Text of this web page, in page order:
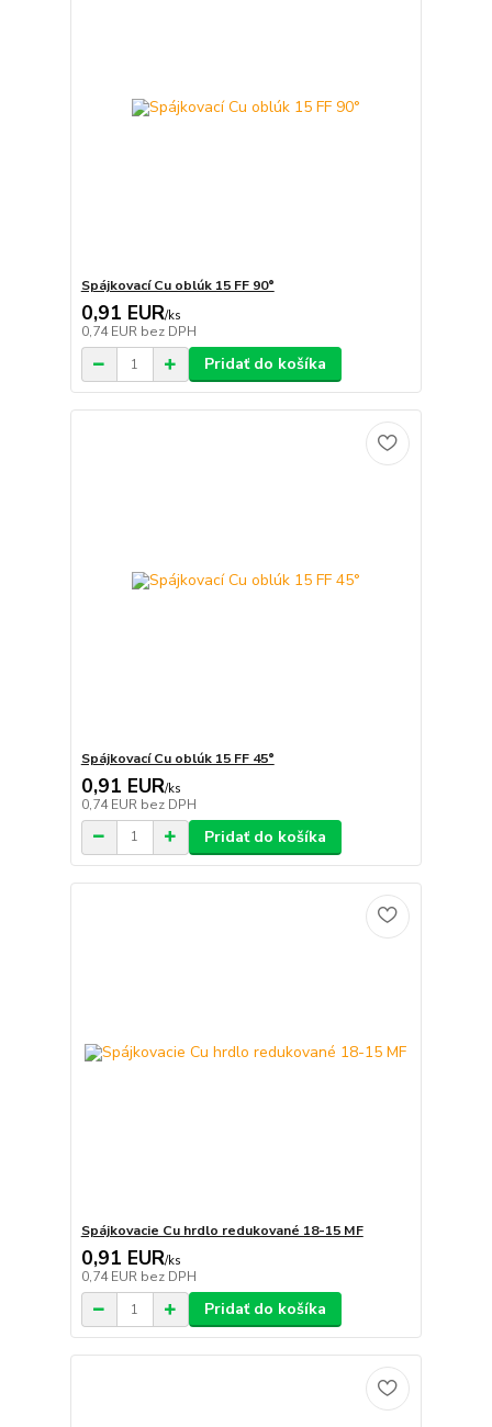
Spájkovací Cu oblúk 15 FF 90°
0,91 EUR/ks
0,74 EUR bez DPH
Pridať do košíka
Spájkovací Cu oblúk 15 FF 45°
0,91 EUR/ks
0,74 EUR bez DPH
Pridať do košíka
Spájkovacie Cu hrdlo redukované 18-15 MF
0,91 EUR/ks
0,74 EUR bez DPH
Pridať do košíka